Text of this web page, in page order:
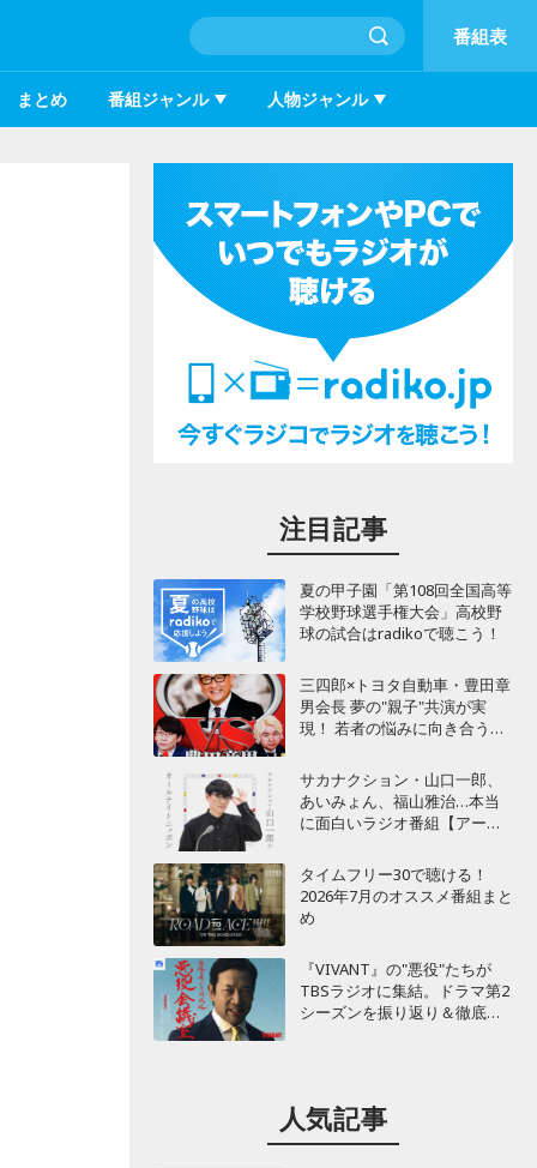
番組表
まとめ 番組ジャンル 人物ジャンル
注目記事
夏の甲子園「第108回全国高等
学校野球選手権大会」高校野
球の試合はradikoで聴こう！
三四郎×トヨタ自動車・豊田章
男会長 夢の"親子"共演が実
現！ 若者の悩みに向き合うポ
サカナクション・山口一郎、
あいみょん、福山雅治…本当
に面白いラジオ番組【アーテ
タイムフリー30で聴ける！
2026年7月のオススメ番組まと
め
『VIVANT』の"悪役"たちが
TBSラジオに集結。ドラマ第2
シーズンを振り返り＆徹底考
人気記事